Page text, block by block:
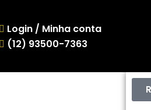
Login / Minha conta
(12) 93500-7363